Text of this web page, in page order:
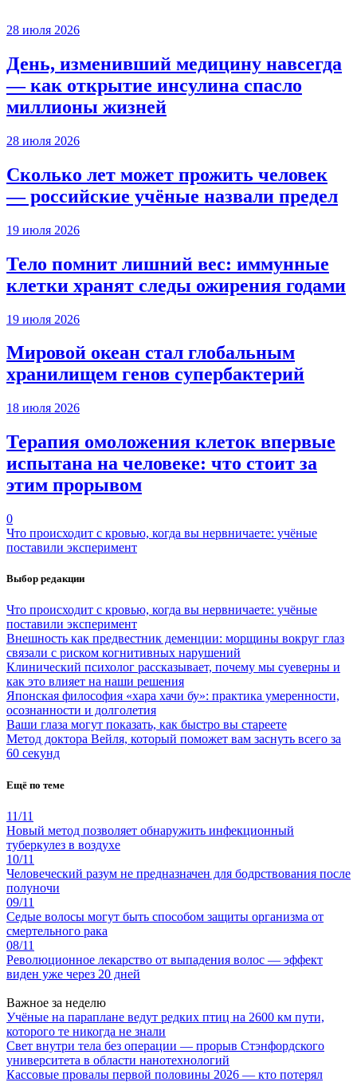
28 июля 2026
День, изменивший медицину навсегда
— как открытие инсулина спасло
миллионы жизней
28 июля 2026
Сколько лет может прожить человек
— российские учёные назвали предел
19 июля 2026
Тело помнит лишний вес: иммунные
клетки хранят следы ожирения годами
19 июля 2026
Мировой океан стал глобальным
хранилищем генов супербактерий
18 июля 2026
Терапия омоложения клеток впервые
испытана на человеке: что стоит за
этим прорывом
0
Что происходит с кровью, когда вы нервничаете: учёные
поставили эксперимент
Выбор редакции
Что происходит с кровью, когда вы нервничаете: учёные
поставили эксперимент
Внешность как предвестник деменции: морщины вокруг глаз
связали с риском когнитивных нарушений
Клинический психолог рассказывает, почему мы суеверны и
как это влияет на наши решения
Японская философия «хара хачи бу»: практика умеренности,
осознанности и долголетия
Ваши глаза могут показать, как быстро вы стареете
Метод доктора Вейля, который поможет вам заснуть всего за
60 секунд
Ещё по теме
11/11
Новый метод позволяет обнаружить инфекционный
туберкулез в воздухе
10/11
Человеческий разум не предназначен для бодрствования после
полуночи
09/11
Седые волосы могут быть способом защиты организма от
смертельного рака
08/11
Революционное лекарство от выпадения волос — эффект
виден уже через 20 дней
Важное за неделю
Учёные на параплане ведут редких птиц на 2600 км пути,
которого те никогда не знали
Свет внутри тела без операции — прорыв Стэнфордского
университета в области нанотехнологий
Кассовые провалы первой половины 2026 — кто потерял